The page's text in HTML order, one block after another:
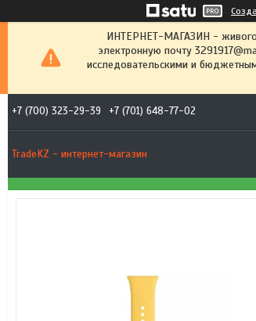
ИНТЕРНЕТ-МАГАЗИН -
электронную почту
исследовательскими и
+7 (700) 323-29-39 +7 (701) 648-77-02
TradeKZ - интернет-магазин